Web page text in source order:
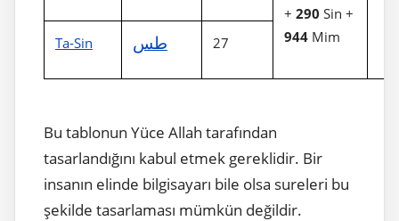
+ 290 Sin +
944 Mim
Ta-Sin طس 27
Bu tablonun Yüce Allah tarafından
tasarlandığını kabul etmek gereklidir. Bir
insanın elinde bilgisayarı bile olsa sureleri bu
şekilde tasarlaması mümkün değildir.